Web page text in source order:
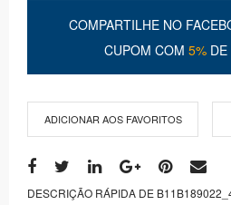
COMPARTILHE NO
CUPOM COM 5%
ADICIONAR AOS FAVORITOS
DESCRIÇÃO RÁPIDA DE